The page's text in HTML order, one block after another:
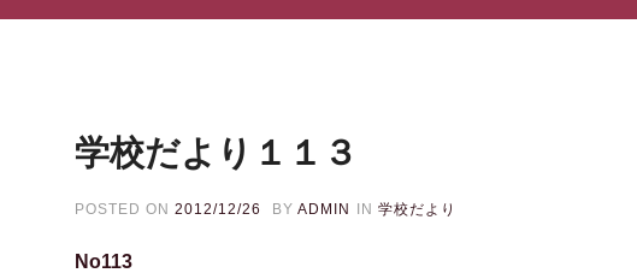
学校だより１１３
POSTED ON 2012/12/26 BY ADMIN IN 学校だより
No113